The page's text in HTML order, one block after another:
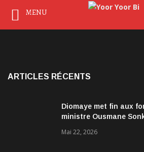
ARTICLES RÉCENTS
Diomaye met fin aux
ministre Ousmane
Mai 22, 2026
MENU